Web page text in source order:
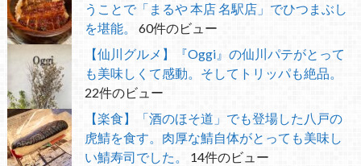
うことで「まるや 本店 名駅店」でひつまぶし
を堪能。
60件のビュー
【仙川グルメ】『Oggi』の仙川パテがとって
も美味しくて感動。そしてトリッパも絶品。
22件のビュー
【楽食】「酒のほそ道」でも登場した八戸の
虎鯖を食す。肉厚な鯖自体がとっても美味し
い鯖寿司でした。
14件のビュー